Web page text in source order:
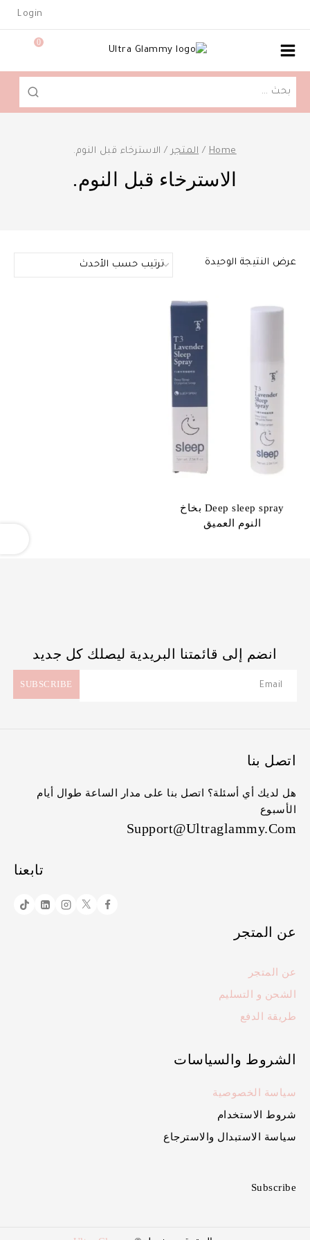
Login
0
البحث
Home
/ المتجر / الاسترخاء قبل النوم.
الاسترخاء قبل النوم.
عرض النتيجة الوحيدة
Deep sleep spray بخاخ
النوم العميق
انضم إلى قائمتنا البريدية ليصلك كل جديد
اتصل بنا
هل لديك أي أسئلة؟ اتصل بنا على مدار الساعة طوال أيام
الأسبوع
Support@ultraglammy.com
تابعنا
عن المتجر
عن المتجر
الشحن و التسليم
طريقة الدفع
الشروط والسياسات
سياسة الخصوصية
شروط الاستخدام
سياسة الاستبدال والاسترجاع
Subscribe